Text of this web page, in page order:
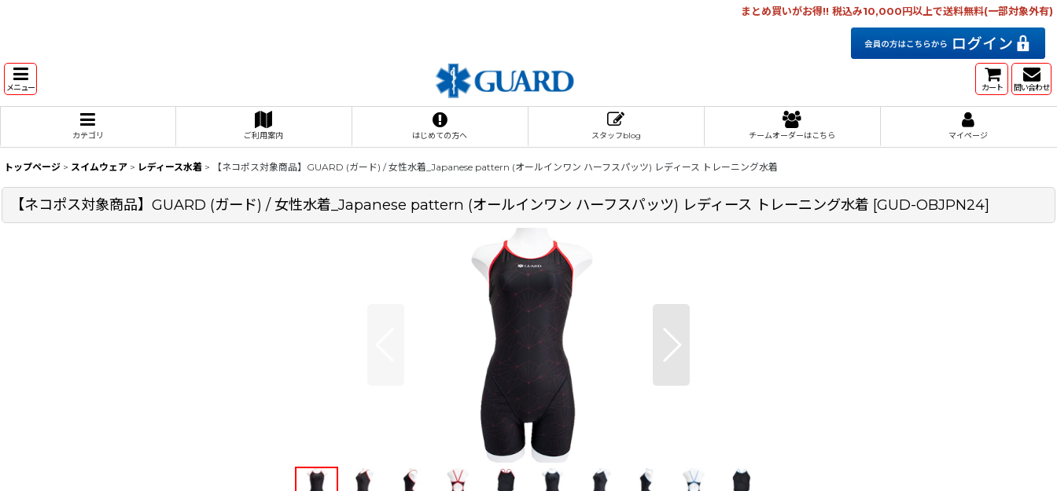
まとめ買いがお得!! 税込み10,000円以上で送料無料(一部対象外有)
メニュー カート 問い合わせ
カテゴリ ご利用案内 はじめての方へ スタッフblog チームオーダーはこちら マイページ
トップページ > スイムウェア > レディース水着 > 【ネコポス対象商品】GUARD (ガード) / 女性水着_Japanese pattern (オールインワン ハーフスパッツ) レディース トレーニング水着
【ネコポス対象商品】GUARD (ガード) / 女性水着_Japanese pattern (オールインワン ハーフスパッツ) レディース トレーニング水着 [GUD-OBJPN24]